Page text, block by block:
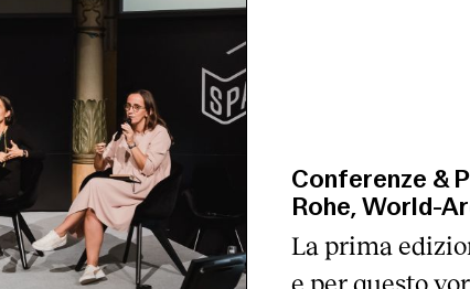
Conferenze &
Rohe, World-
La prima
e per questo